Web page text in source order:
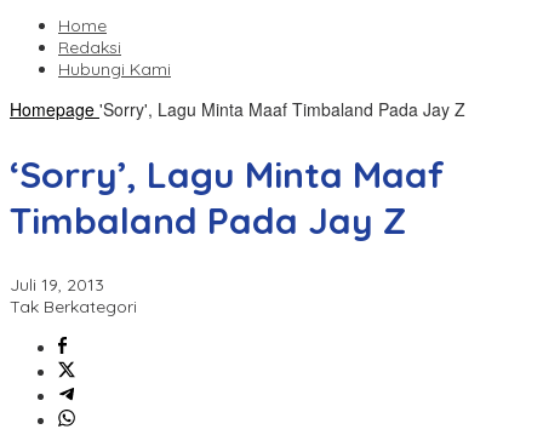
Home
Redaksi
Hubungi Kami
Homepage 'Sorry', Lagu Minta Maaf Timbaland Pada Jay Z
‘Sorry’, Lagu Minta Maaf
Timbaland Pada Jay Z
Juli 19, 2013
Tak Berkategori